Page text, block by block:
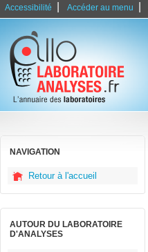
Accessibilité Accéder au menu
NAVIGATION
Retour à l'accueil
AUTOUR DU LABORATOIRE
D'ANALYSES